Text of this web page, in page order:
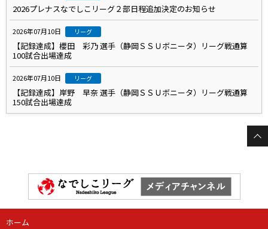
2026プレナスなでしこリーグ２部日程追加決定のお知らせ
2026年07月10日 リーグ
【記録達成】櫻田 彩乃 選手（静岡ＳＳＵボニータ）リーグ戦通算
100試合出場達成
2026年07月10日 リーグ
【記録達成】岸野 早奈 選手（静岡ＳＳＵボニータ）リーグ戦通算
150試合出場達成
ホーム